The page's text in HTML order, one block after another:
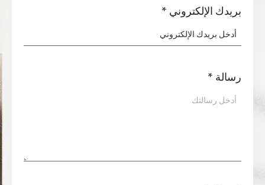
بريدك الإلكتروني*
رسالة *